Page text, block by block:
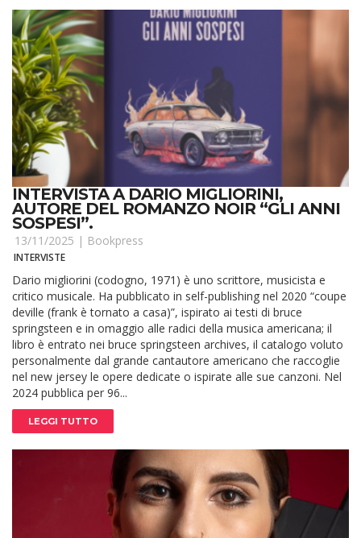
INTERVISTA A DARIO MIGLIORINI,
AUTORE DEL ROMANZO NOIR “GLI ANNI
SOSPESI”.
13/11/2025 | Bookpress
INTERVISTE
Dario migliorini (codogno, 1971) è uno scrittore, musicista e
critico musicale. Ha pubblicato in self-publishing nel 2020 “coupe
deville (frank è tornato a casa)”, ispirato ai testi di bruce
springsteen e in omaggio alle radici della musica americana; il
libro è entrato nei bruce springsteen archives, il catalogo voluto
personalmente dal grande cantautore americano che raccoglie
nel new jersey le opere dedicate o ispirate alle sue canzoni. Nel
2024 pubblica per 96...
LEGGI TUTTO